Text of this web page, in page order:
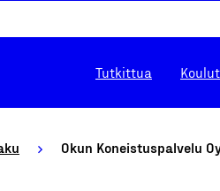
Tutkittua
Okun Koneistuspalvelu